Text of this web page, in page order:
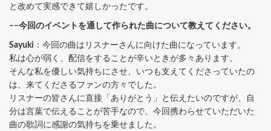
と改めて実感できて嬉しかったです。
−−今回のイベントを通して作られた曲について教えてください。
Sayuki ：今回の曲はリスナーさんに向けた曲になっています。
私は心が弱く、配信をすることが辛いときが多々あります。
そんな私を優しい気持ちにさせ、いつも支えてくださっていたの
は、来てくださるファンの方々でした。
リスナーの皆さんに直接「ありがとう」と伝えたいのですが、自
分は言葉で伝えることが苦手なので、今回携わらせていただいた
曲の歌詞に感謝の気持ちを乗せました。